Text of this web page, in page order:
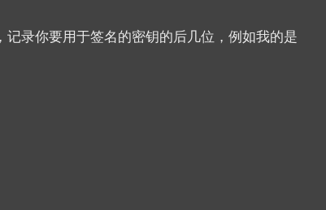
记录你要用于签名的密钥的后几位，例如我的是